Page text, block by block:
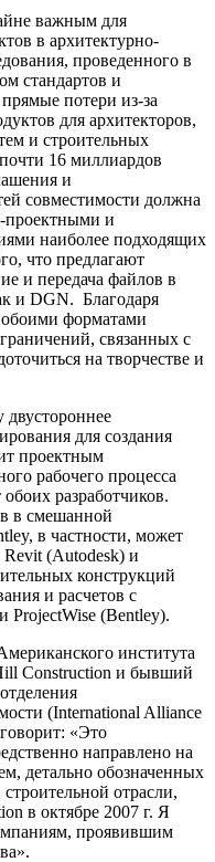
важным для
в архитектурно-
проведенного в
стандартов и
потери из-за
для архитекторов,
и строительных
16 миллиардов
и
совместимости должна
проектными и
наиболее подходящих
что предлагают
и передача файлов в
и DGN. Благодаря
форматами
связанных с
на творчестве и
для создания
проектным
рабочего процесса
разработчиков.
в смешанной
в частности, может
(Autodesk) и
конструкций
и расчетов с
(Bentley).
института
Construction и бывший
(International Alliance
«Это
направлено на
детально обозначенных
отрасли,
в октябре 2007 г. Я
проявившим